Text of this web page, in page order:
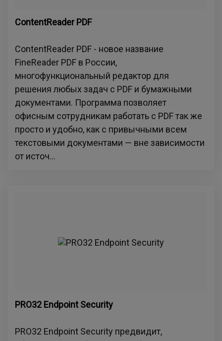
ContentReader PDF
ContentReader PDF - новое название
FineReader PDF в России,
многофункциональный редактор для
решения любых задач с PDF и бумажными
документами. Программа позволяет
офисным сотрудникам работать с PDF так же
просто и удобно, как с привычными всем
текстовыми документами — вне зависимости
от источ...
PRO32 Endpoint Security
PRO32 Endpoint Security предвидит,